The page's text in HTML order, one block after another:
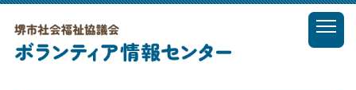
t
o
MENU